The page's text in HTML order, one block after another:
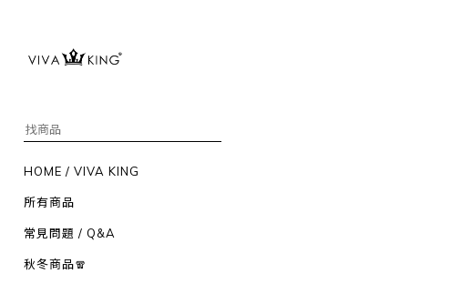
HOME / VIVA KING
所有商品
常見問題 / Q&A
秋冬商品🧣